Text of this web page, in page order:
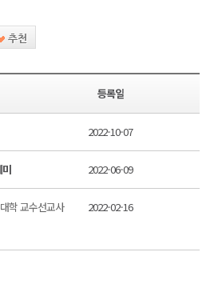
추천
등록일
2022-10-07
2022-06-09
학 교수선교사
2022-02-16